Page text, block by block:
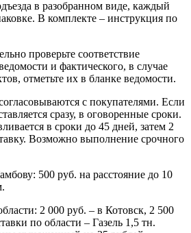
в разобранном виде, каждый
В комплекте – инструкция по
проверьте соответствие
и фактического, в случае
отметьте их в бланке ведомости.
с покупателями. Если
сразу, в оговоренные сроки.
в сроки до 45 дней, затем 2
Возможно выполнение срочного
500 руб. на расстояние до 10
2 000 руб. – в Котовск, 2 500
по области – Газель 1,5 тн.